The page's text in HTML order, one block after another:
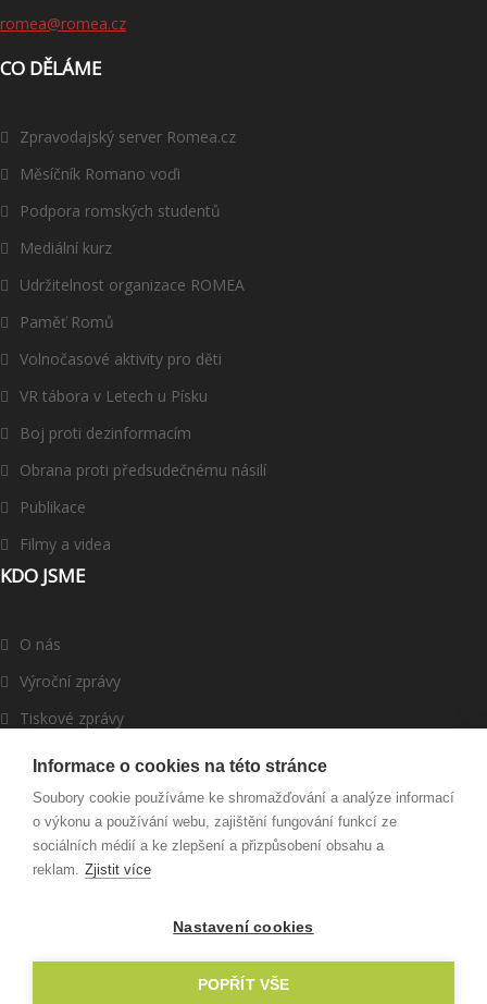
romea@romea.cz
CO DĚLÁME
Zpravodajský server Romea.cz
Měsíčník Romano voďi
Podpora romských studentů
Mediální kurz
Udržitelnost organizace ROMEA
Paměť Romů
Volnočasové aktivity pro děti
VR tábora v Letech u Písku
Boj proti dezinformacím
Obrana proti předsudečnému násilí
Publikace
Filmy a videa
KDO JSME
O nás
Výroční zprávy
Tiskové zprávy
ROMEA v médiích
Dárci a partneři
Darujte
Informace o cookies na této stránce
Soubory cookie používáme ke shromažďování a analýze informací
o výkonu a používání webu, zajištění fungování funkcí ze
sociálních médií a ke zlepšení a přizpůsobení obsahu a
reklam. Zjistit více
Nastavení cookies
POPŘÍT VŠE